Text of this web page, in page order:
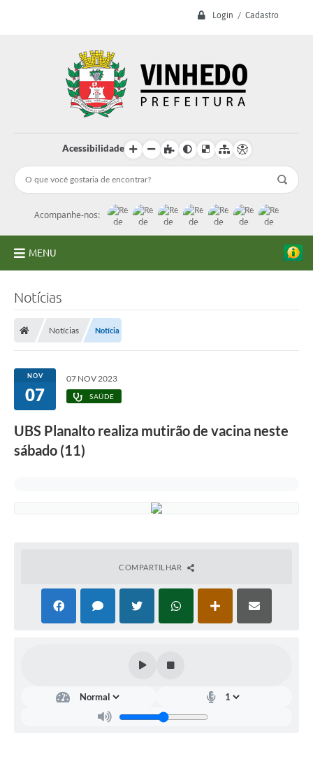
Login / Cadastro
Acessibilidade
Acompanhe-nos:
MENU
Licitações
Transparência
Concursos e Processos Seletivos
Inclusão e Acessibilidade
Normas e Legislação
Sistema de Protocolo
Notícias
Notícias Notícia
NOV
07
07 NOV 2023
SAÚDE
UBS Planalto realiza mutirão de vacina neste
sábado (11)
COMPARTILHAR